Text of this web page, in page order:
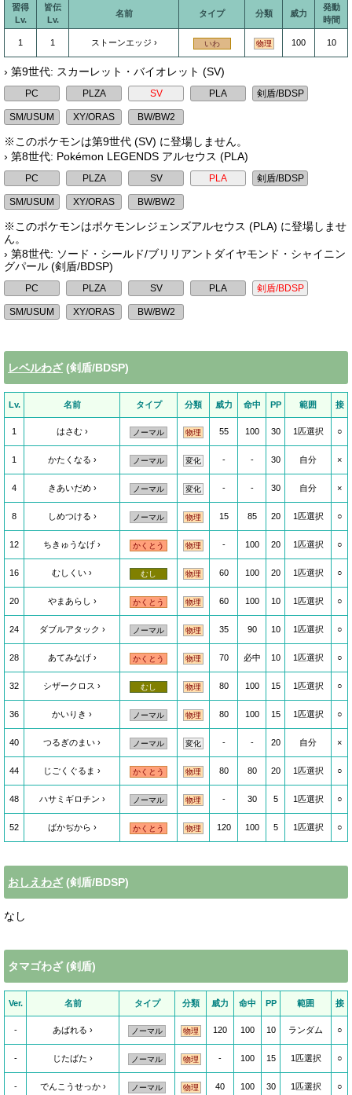
習得
Lv.
皆伝
Lv.
名前 タイプ 分類 威力
発動
時間
1 1 ストーンエッジ いわ 物理 100 10
› 第9世代: スカーレット・バイオレット (SV)
※このポケモンは第9世代 (SV) に登場しません。
› 第8世代: Pokémon LEGENDS アルセウス (PLA)
※このポケモンはポケモンレジェンズアルセウス (PLA) に登場しませ
ん。
› 第8世代: ソード・シールド/ブリリアントダイヤモンド・シャイニン
グパール (剣盾/BDSP)
レベルわざ(剣盾/BDSP)
Lv. 名前 タイプ 分類 威力 命中 PP 範囲 接
1 はさむ ノーマル 物理 55 100 30 1匹選択 ○
1 かたくなる ノーマル 変化 - - 30 自分 ×
4 きあいだめ ノーマル 変化 - - 30 自分 ×
8 しめつける ノーマル 物理 15 85 20 1匹選択 ○
12 ちきゅうなげ かくとう 物理 - 100 20 1匹選択 ○
16 むしくい むし 物理 60 100 20 1匹選択 ○
20 やまあらし かくとう 物理 60 100 10 1匹選択 ○
24 ダブルアタック ノーマル 物理 35 90 10 1匹選択 ○
28 あてみなげ かくとう 物理 70 必中 10 1匹選択 ○
32 シザークロス むし 物理 80 100 15 1匹選択 ○
36 かいりき ノーマル 物理 80 100 15 1匹選択 ○
40 つるぎのまい ノーマル 変化 - - 20 自分 ×
44 じごくぐるま かくとう 物理 80 80 20 1匹選択 ○
48 ハサミギロチン ノーマル 物理 - 30 5 1匹選択 ○
52 ばかぢから かくとう 物理 120 100 5 1匹選択 ○
おしえわざ(剣盾/BDSP)
なし
タマゴわざ (剣盾)
Ver. 名前 タイプ 分類 威力 命中 PP 範囲 接
- あばれる ノーマル 物理 120 100 10 ランダム ○
- じたばた ノーマル 物理 - 100 15 1匹選択 ○
- でんこうせっか ノーマル 物理 40 100 30 1匹選択 ○